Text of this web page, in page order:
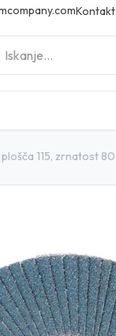
Kontakt
115, zrnatost 80